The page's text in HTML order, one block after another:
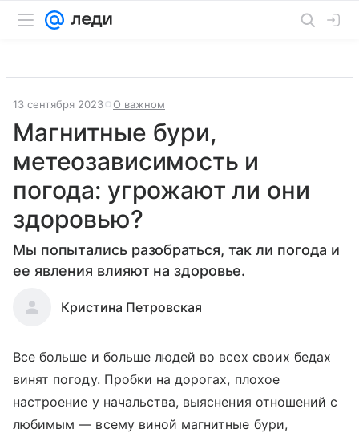
13 сентября 2023 О важном
Магнитные бури,
метеозависимость и
погода: угрожают ли они
здоровью?
Мы попытались разобраться, так ли погода и
ее явления влияют на здоровье.
Кристина Петровская
Все больше и больше людей во всех своих бедах
винят погоду. Пробки на дорогах, плохое
настроение у начальства, выяснения отношений с
любимым — всему виной магнитные бури,